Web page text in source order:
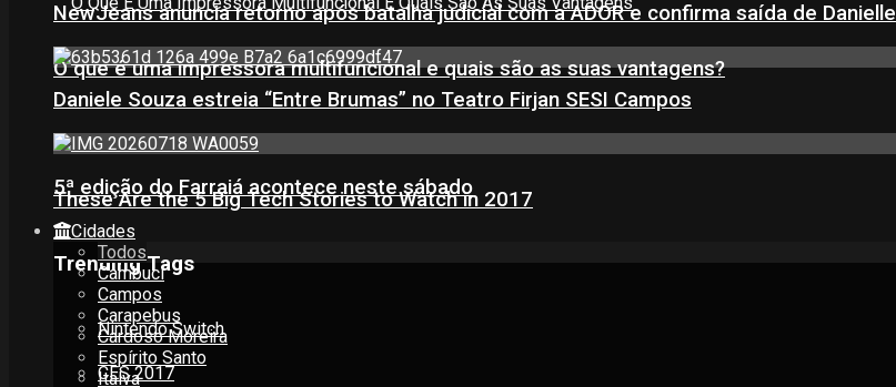
O que é uma impressora multifuncional e quais são as suas vantagens?
These Are the 5 Big Tech Stories to Watch in 2017
Trending Tags
Nintendo Switch
CES 2017
NewJeans anuncia retorno após batalha judicial com a ADOR e confirma saída de Danielle
Daniele Souza estreia “Entre Brumas” no Teatro Firjan SESI Campos
5ª edição do Farraiá acontece neste sábado
Cidades
Todos
Cambuci
Campos
Carapebus
Cardoso Moreira
Espírito Santo
Italva